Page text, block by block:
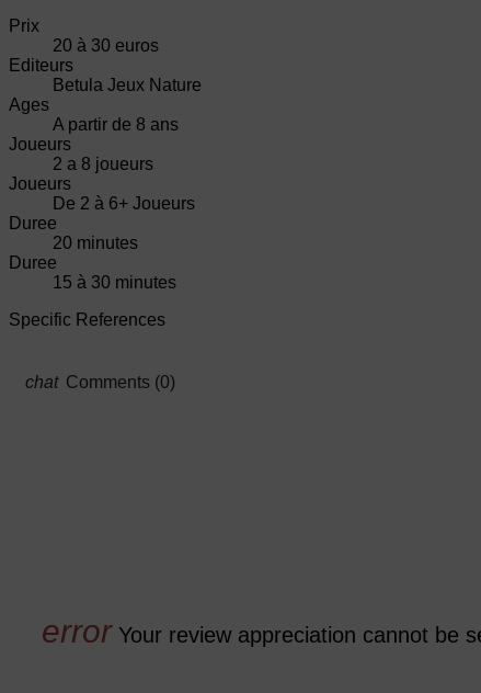
Prix
20 à 30 euros
Editeurs
Betula Jeux Nature
Ages
A partir de 8 ans
Joueurs
2 a 8 joueurs
Joueurs
De 2 à 6+ Joueurs
Duree
20 minutes
Duree
15 à 30 minutes
Specific References
Comments (0)
Your review appreciation cannot be